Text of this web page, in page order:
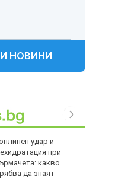
НОВИНИ
удар и
при
какво
да знаят